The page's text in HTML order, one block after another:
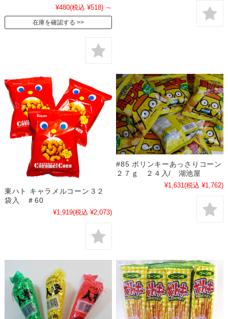
¥480(税込 ¥518) ～
在庫を確認する
東ハト キャラメルコーン３２
袋入 ＃60
¥1,919(税込 ¥2,073)
#85 ポリンキーあっさりコーン
２７ｇ ２４入/ 湖池屋
¥1,631(税込 ¥1,762)